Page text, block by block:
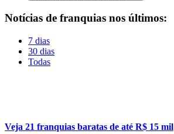
Notícias de franquias nos últimos:
7 dias
30 dias
Todas
Veja 21 franquias baratas de até R$ 15 mil